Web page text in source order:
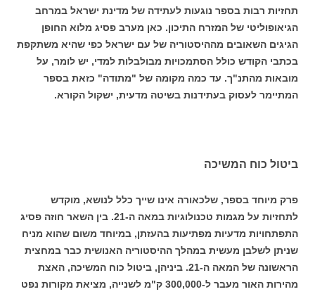
תחזיות רבות בספר נוגעות לעתידה של מדינת ישראל במרחב
הגיאופוליטי של המזרח התיכון. כאן מערב פסיג מלוא החופן
הגיגים השאובים מההיסטוריה של עם ישראל כפי שהיא משתקפת
בכתבי הקודש כולל הסתמכויות מבולבלות למדי, יש לומר, על
מובאות מהתנ"ך. עד כמה מקומה של "מתודה" כזאת בספר
המתיימר לעסוק בעתידנות בשיטה מדעית, ישקול הקורא.
ביטול כוח המשיכה
פרק מיוחד בספר, שלכאורה אינו שייך כלל לנושא, מוקדש
לתחזיות על מגמות טכנולוגיות במאה ה-21. בין השאר חוזה פסיג
התפתחויות מדעיות מפתיעות בהעזתן, במיוחד משום שהוא מניח
שניתן לשלבן מעשית במהלך ההיסטוריה האנושית כבר במחצית
הראשונה של המאה ה-21. ביניהן, ביטול כוח המשיכה, האצת
מהירות האור מעבר ל-300,000 ק"מ לשנייה, מציאת מקורות נפט